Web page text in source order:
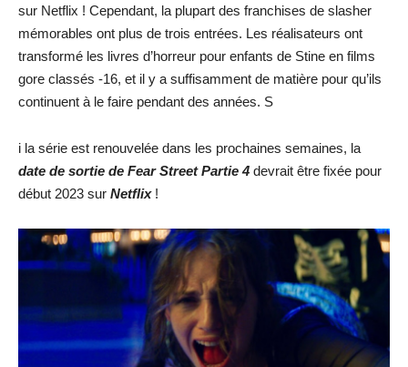
sur Netflix ! Cependant, la plupart des franchises de slasher
mémorables ont plus de trois entrées. Les réalisateurs ont
transformé les livres d’horreur pour enfants de Stine en films
gore classés -16, et il y a suffisamment de matière pour qu’ils
continuent à le faire pendant des années. S
i la série est renouvelée dans les prochaines semaines, la
date de sortie de Fear Street Partie 4 devrait être fixée pour
début 2023 sur Netflix!